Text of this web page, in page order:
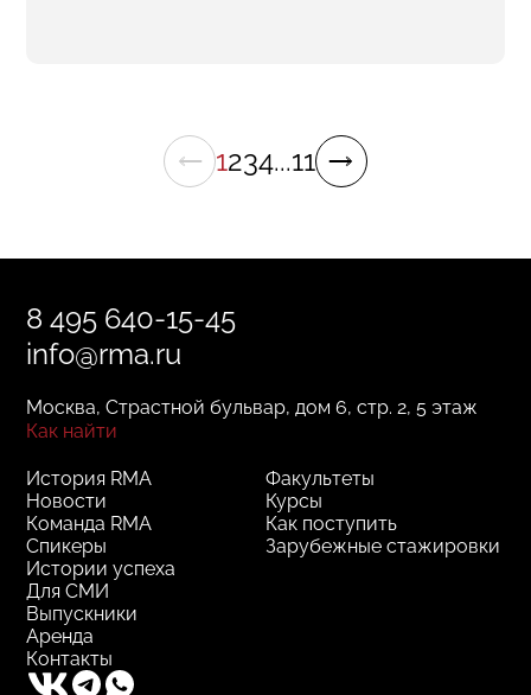
1234...11
8 495 640-15-45
info@rma.ru
Москва, Страстной бульвар, дом 6, стр. 2, 5 этаж
Как найти
Факультеты
Курсы
Как поступить
Зарубежные стажировки
История RMA
Новости
Команда RMA
Спикеры
Истории успеха
Для СМИ
Выпускники
Аренда
Контакты